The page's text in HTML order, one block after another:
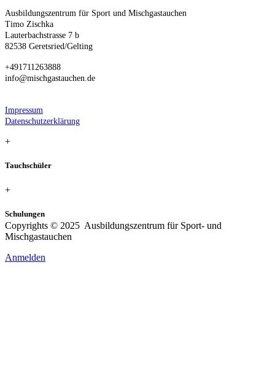
Ausbildungszentrum für Sport und Mischgastauchen
Timo Zischka
Lauterbachstrasse 7 b
82538 Geretsried/Gelting
+491711263888
info@mischgastauchen.de
Impressum
Datenschutzerklärung
+
Tauchschüler
+
Schulungen
Copyrights © 2025 Ausbildungszentrum für Sport- und
Mischgastauchen
Anmelden